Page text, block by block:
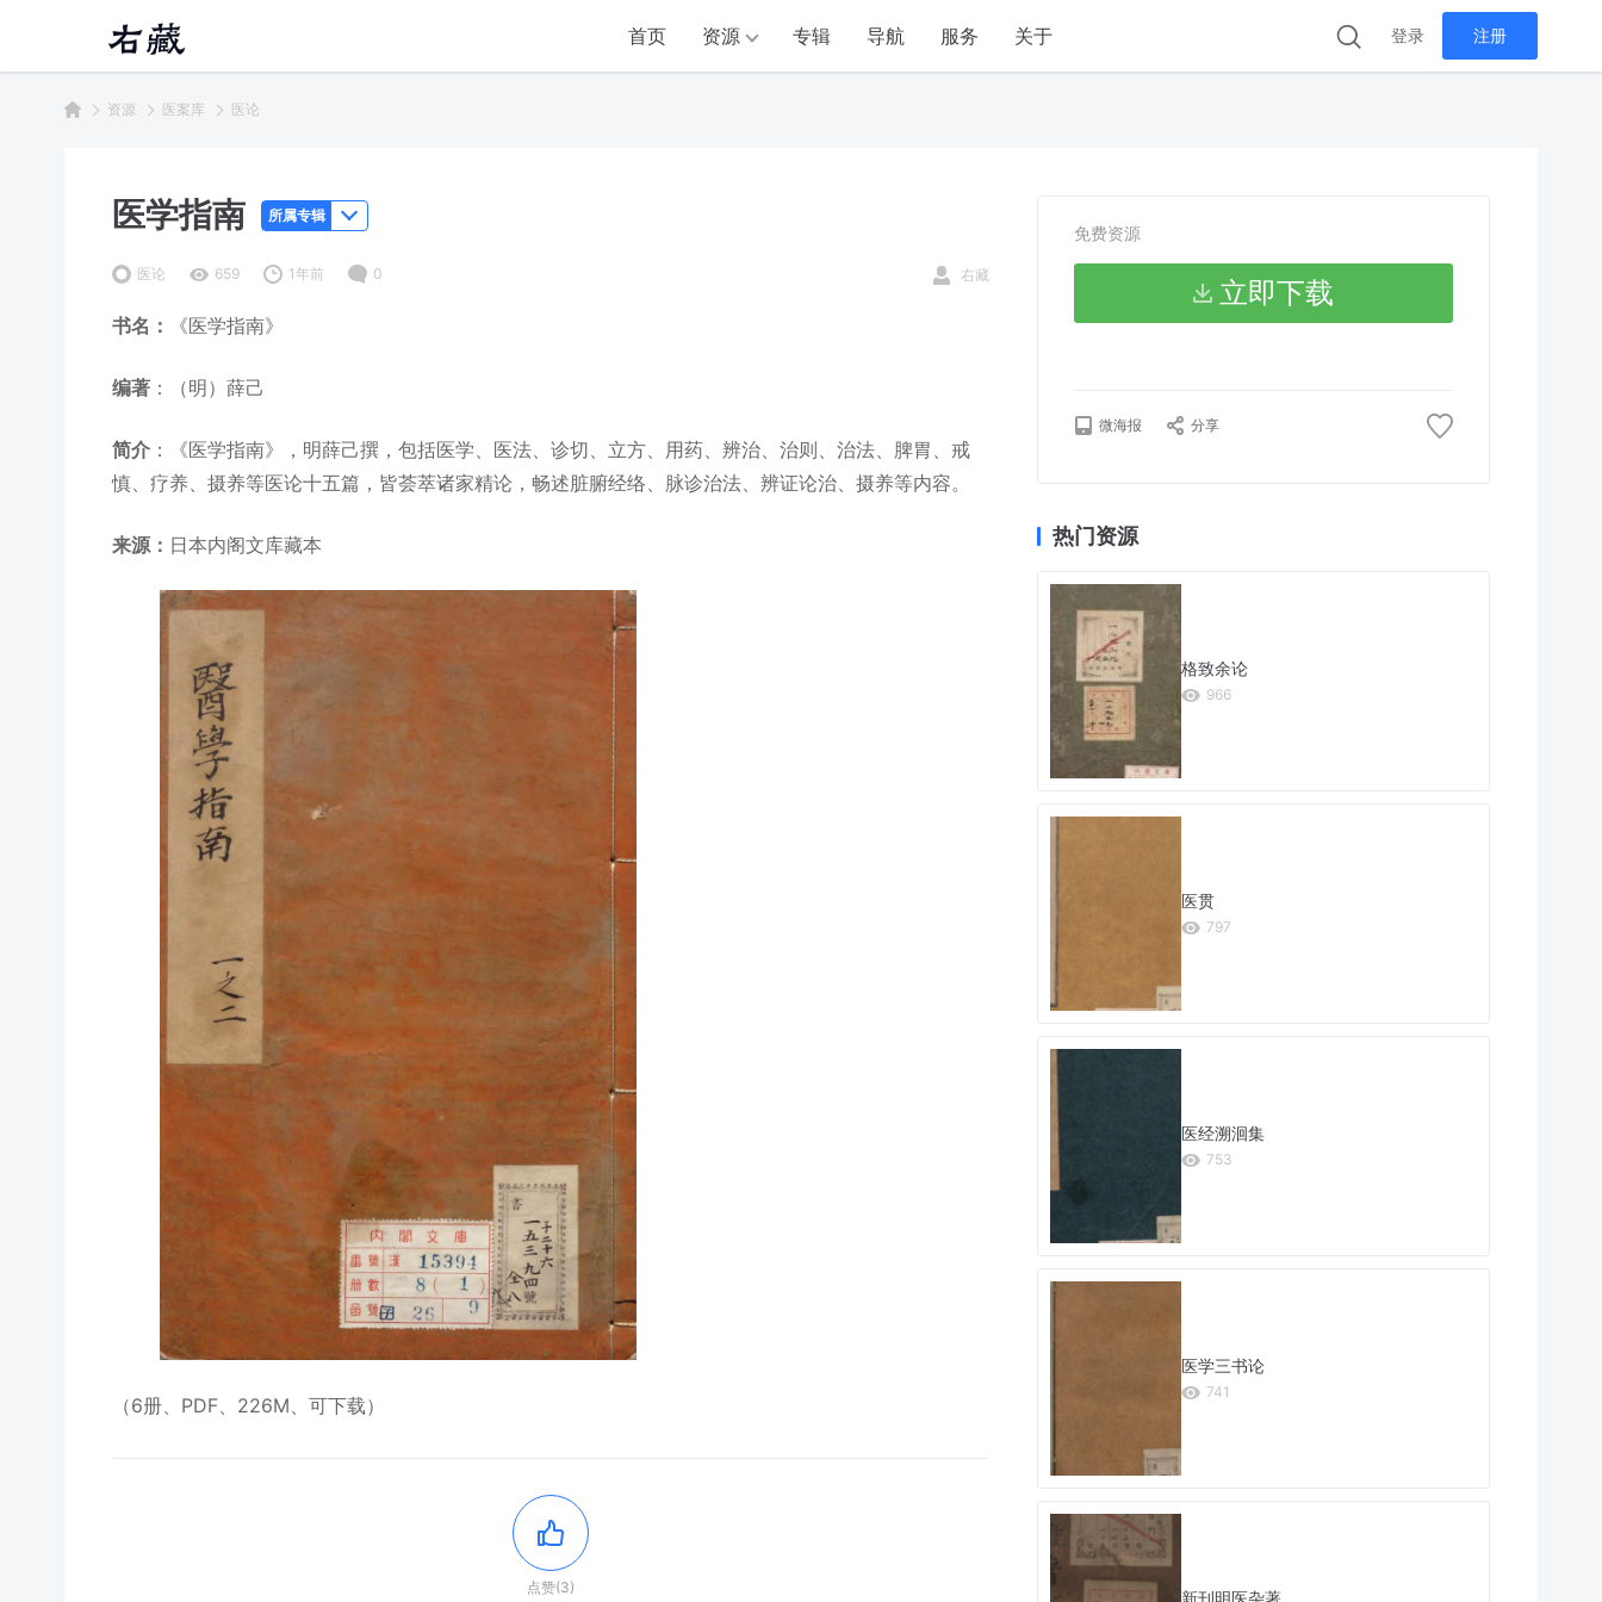
首页 资源 专辑 导航 服务 关于 登录 注册
资源 医案库 医论
医学指南 所属专辑
医论 659 1年前 0 右藏
书名： 《医学指南》
编著：（明）薛己
简介：《医学指南》，明薛己撰，包括医学、医法、诊切、立方、用药、辨治、治则、治法、脾胃、戒
慎、疗养、摄养等医论十五篇，皆荟萃诸家精论，畅述脏腑经络、脉诊治法、辨证论治、摄养等内容。
来源： 日本内阁文库藏本
（6册、PDF、226M、可下载）
点赞(3)
免费资源
立即下载
微海报 分享
热门资源
格致余论
966
医贯
797
医经溯洄集
753
医学三书论
741
新刊明医杂著